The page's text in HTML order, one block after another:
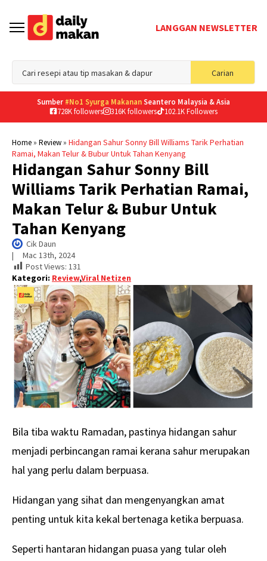
LANGGAN NEWSLETTER
Carian
for:
Sumber #No1 Syurga MakananSeantero Malaysia & Asia
728K followers
316K followers 102.1K Followers
Home» Review» Hidangan Sahur Sonny Bill Williams Tarik Perhatian
Ramai, Makan Telur & Bubur Untuk Tahan Kenyang
Hidangan Sahur Sonny Bill
Williams Tarik Perhatian Ramai,
Makan Telur & Bubur Untuk
Tahan Kenyang
Cik Daun
| Mac 13th, 2024
Post Views: 131
Kategori: Review,Viral Netizen
Bila tiba waktu Ramadan, pastinya hidangan sahur
menjadi perbincangan ramai kerana sahur merupakan
hal yang perlu dalam berpuasa.
Hidangan yang sihat dan mengenyangkan amat
penting untuk kita kekal bertenaga ketika berpuasa.
Seperti hantaran hidangan puasa yang tular oleh